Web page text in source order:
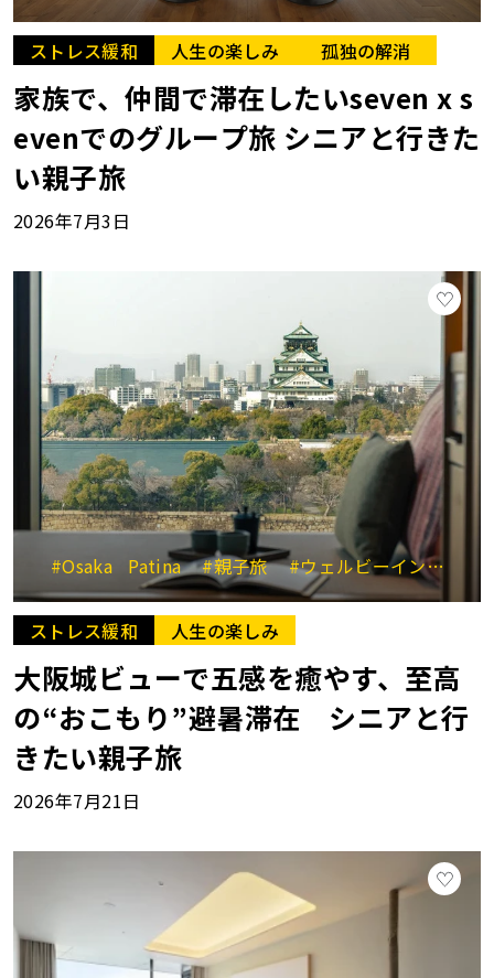
ストレス緩和 人生の楽しみ 孤独の解消
家族で、仲間で滞在したいseven x s
evenでのグループ旅 シニアと行きた
い親子旅
2026年7月3日
#Osaka Patina #親子旅 #ウェルビーイング
ストレス緩和 人生の楽しみ
大阪城ビューで五感を癒やす、至高
の“おこもり”避暑滞在 シニアと行
きたい親子旅
2026年7月21日